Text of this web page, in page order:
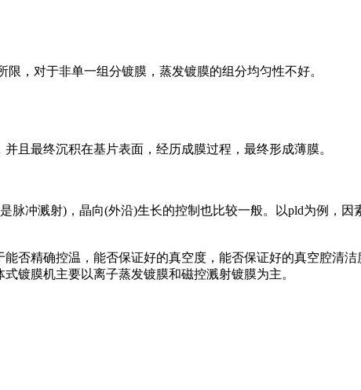
，对于非单一组分镀膜，蒸发镀膜的组分均匀性不好。
且最终沉积在基片表面，经历成膜过程，最终形成薄膜。
冲溅射)，晶向(外沿)生长的控制也比较一般。以pld为例，因
否精确控温，能否保证好的真空度，能否保证好的真空腔清
镀膜机主要以离子蒸发镀膜和磁控溅射镀膜为主。